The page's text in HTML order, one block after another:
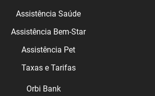
Assistência Saúde
Assistência Bem-Star
Assistência Pet
Taxas e Tarifas
Orbi Bank